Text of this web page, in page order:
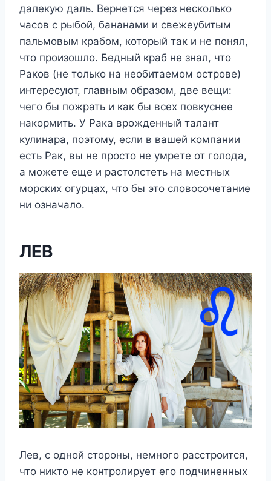
далекую даль. Вернется через несколько
часов с рыбой, бананами и свежеубитым
пальмовым крабом, который так и не понял,
что произошло. Бедный краб не знал, что
Раков (не только на необитаемом острове)
интересуют, главным образом, две вещи:
чего бы пожрать и как бы всех повкуснее
накормить. У Рака врожденный талант
кулинара, поэтому, если в вашей компании
есть Рак, вы не просто не умрете от голода,
а можете еще и растолстеть на местных
морских огурцах, что бы это словосочетание
ни означало.
ЛЕВ
Лев, с одной стороны, немного расстроится,
что никто не контролирует его подчиненных